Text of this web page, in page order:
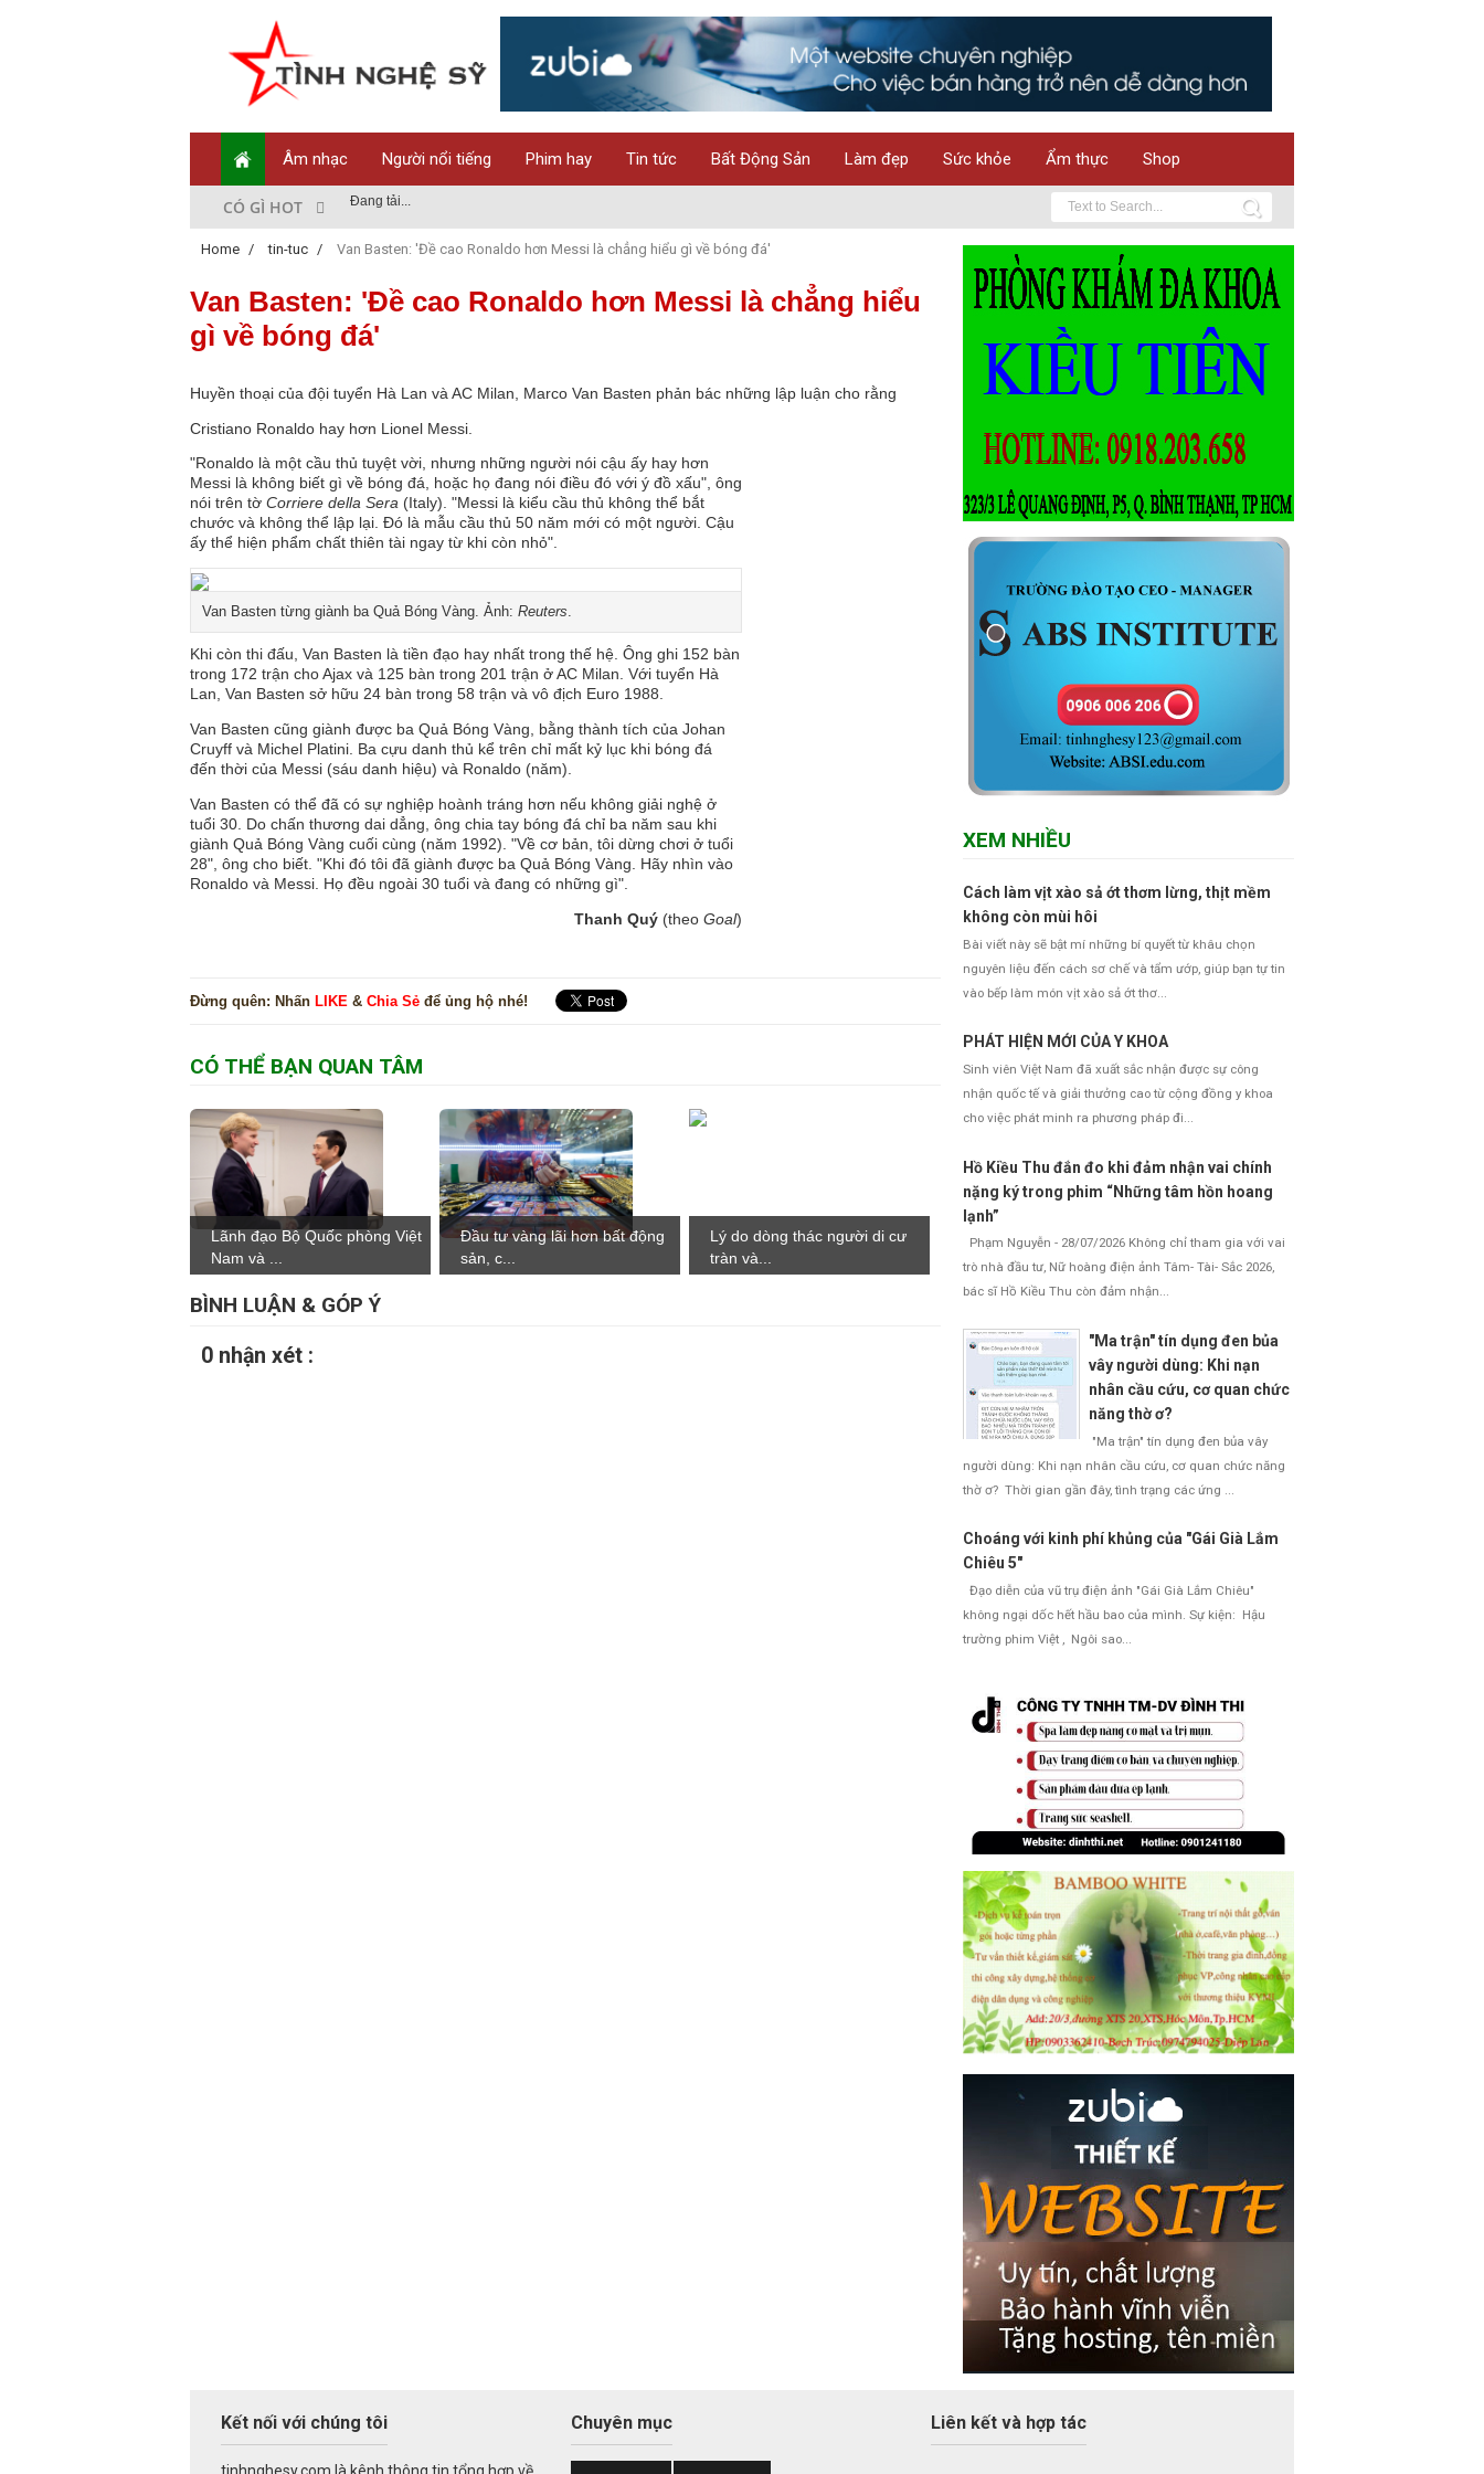
Âm nhạc Người nổi tiếng Phim hay Tin tức Bất Động Sản Làm đẹp Sức khỏe Ẩm thực Shop
CÓ GÌ HOT Đang tải...
Home / tin-tuc / Van Basten: 'Đề cao Ronaldo hơn Messi là chẳng hiểu gì về bóng đá'
Van Basten: 'Đề cao Ronaldo hơn Messi là chẳng hiểu
gì về bóng đá'
Huyền thoại của đội tuyển Hà Lan và AC Milan, Marco Van Basten phản bác những lập luận cho rằng
Cristiano Ronaldo hay hơn Lionel Messi.
"Ronaldo là một cầu thủ tuyệt vời, nhưng những người nói cậu ấy hay hơn
Messi là không biết gì về bóng đá, hoặc họ đang nói điều đó với ý đồ xấu", ông
nói trên tờ Corriere della Sera (Italy) . "Messi là kiểu cầu thủ không thể bắt
chước và không thể lập lại. Đó là mẫu cầu thủ 50 năm mới có một người. Cậu
ấy thể hiện phẩm chất thiên tài ngay từ khi còn nhỏ".
Van Basten từng giành ba Quả Bóng Vàng. Ảnh: Reuters
Khi còn thi đấu, Van Basten là tiền đạo hay nhất trong thế hệ. Ông ghi 152 bàn
trong 172 trận cho Ajax và 125 bàn trong 201 trận ở AC Milan. Với tuyển Hà
Lan, Van Basten sở hữu 24 bàn trong 58 trận và vô địch Euro 1988.
Van Basten cũng giành được ba Quả Bóng Vàng, bằng thành tích của Johan
Cruyff và Michel Platini. Ba cựu danh thủ kể trên chỉ mất kỷ lục khi bóng đá
đến thời của Messi (sáu danh hiệu) và Ronaldo (năm).
Van Basten có thể đã có sự nghiệp hoành tráng hơn nếu không giải nghệ ở
tuổi 30. Do chấn thương dai dẳng, ông chia tay bóng đá chỉ ba năm sau khi
giành Quả Bóng Vàng cuối cùng (năm 1992). "Về cơ bản, tôi dừng chơi ở tuổi
28", ông cho biết. "Khi đó tôi đã giành được ba Quả Bóng Vàng. Hãy nhìn vào
Ronaldo và Messi. Họ đều ngoài 30 tuổi và đang có những gì".
Thanh Quý (theo Goal)
Đừng quên: Nhấn LIKE & Chia Sẻ để ủng hộ nhé!
CÓ THỂ BẠN QUAN TÂM
Lãnh đạo Bộ Quốc phòng Việt
Nam và ...
Đầu tư vàng lãi hơn bất động
sản, c...
Lý do dòng thác người di cư
tràn và...
BÌNH LUẬN & GÓP Ý
0 nhận xét :
XEM NHIỀU
Cách làm vịt xào sả ớt thơm lừng, thịt mềm
không còn mùi hôi
Bài viết này sẽ bật mí những bí quyết từ khâu chọn
nguyên liệu đến cách sơ chế và tẩm ướp, giúp bạn tự tin
vào bếp làm món vịt xào sả ớt thơ...
PHÁT HIỆN MỚI CỦA Y KHOA
Sinh viên Việt Nam đã xuất sắc nhận được sự công
nhận quốc tế và giải thưởng cao từ cộng đồng y khoa
cho việc phát minh ra phương pháp đi...
Hồ Kiều Thu đắn đo khi đảm nhận vai chính
nặng ký trong phim “Những tâm hồn hoang
lạnh”
Phạm Nguyễn - 28/07/2026 Không chỉ tham gia với vai
trò nhà đầu tư, Nữ hoàng điện ảnh Tâm- Tài- Sắc 2026,
bác sĩ Hồ Kiều Thu còn đảm nhận...
"Ma trận" tín dụng đen bủa
vây người dùng: Khi nạn
nhân cầu cứu, cơ quan chức
năng thờ ơ?
"Ma trận" tín dụng đen bủa vây
người dùng: Khi nạn nhân cầu cứu, cơ quan chức năng
thờ ơ? Thời gian gần đây, tình trạng các ứng ...
Choáng với kinh phí khủng của "Gái Già Lắm
Chiêu 5"
Đạo diễn của vũ trụ điện ảnh "Gái Già Lắm Chiêu"
không ngại dốc hết hầu bao của mình. Sự kiện: Hậu
trường phim Việt , Ngôi sao...
Kết nối với chúng tôi
tinhnghesy.com là kênh thông tin tổng hợp về
Chuyên mục Liên kết và hợp tác